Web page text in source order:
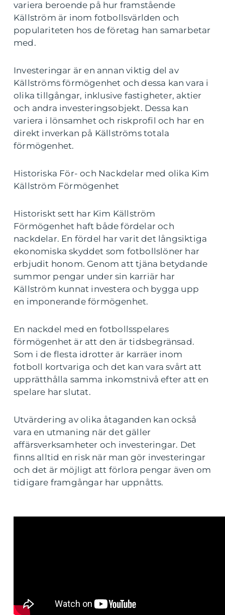
variera beroende på hur framstående
Källström är inom fotbollsvärlden och
populariteten hos de företag han samarbetar
med.
Investeringar är en annan viktig del av
Källströms förmögenhet och dessa kan vara i
olika tillgångar, inklusive fastigheter, aktier
och andra investeringsobjekt. Dessa kan
variera i lönsamhet och riskprofil och har en
direkt inverkan på Källströms totala
förmögenhet.
Historiska För- och Nackdelar med olika Kim
Källström Förmögenhet
Historiskt sett har Kim Källström
Förmögenhet haft både fördelar och
nackdelar. En fördel har varit det långsiktiga
ekonomiska skyddet som fotbollslöner har
erbjudit honom. Genom att tjäna betydande
summor pengar under sin karriär har
Källström kunnat investera och bygga upp
en imponerande förmögenhet.
En nackdel med en fotbollsspelares
förmögenhet är att den är tidsbegränsad.
Som i de flesta idrotter är karräer inom
fotboll kortvariga och det kan vara svårt att
upprätthålla samma inkomstnivå efter att en
spelare har slutat.
Utvärdering av olika åtaganden kan också
vara en utmaning när det gäller
affärsverksamheter och investeringar. Det
finns alltid en risk när man gör investeringar
och det är möjligt att förlora pengar även om
tidigare framgångar har uppnåtts.